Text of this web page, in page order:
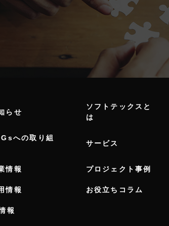
ソフトテックスと
は
サービス
プロジェクト事例
お役立ちコラム
への取り組
情報
情報
報
らせ